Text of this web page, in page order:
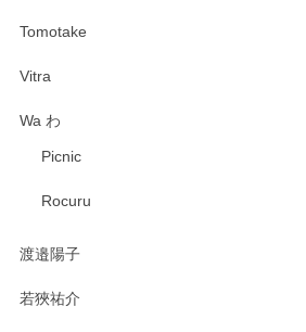
Tomotake
Vitra
Wa わ
Picnic
Rocuru
渡邉陽子
若狹祐介